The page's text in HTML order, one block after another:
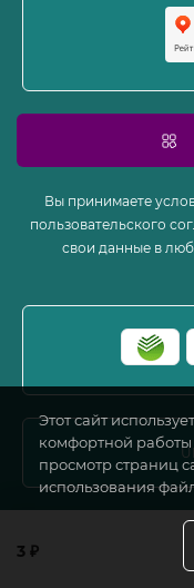
3 ₽
Вы принимаете
пользовательского
свои данные в
Этот сайт
комфортной
просмотр страниц
использования